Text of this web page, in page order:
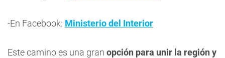
-En Facebook: Ministerio del Interior
Este camino es una gran opción para unir la región y